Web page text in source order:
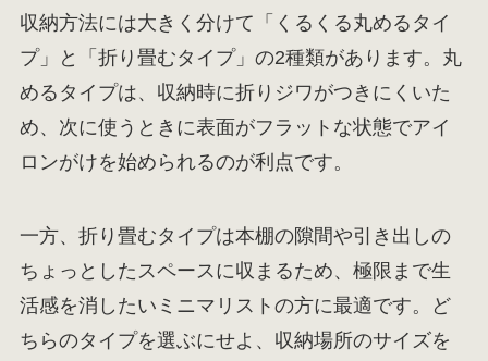
収納方法には大きく分けて「くるくる丸めるタイ
プ」と「折り畳むタイプ」の2種類があります。丸
めるタイプは、収納時に折りジワがつきにくいた
め、次に使うときに表面がフラットな状態でアイ
ロンがけを始められるのが利点です。
一方、折り畳むタイプは本棚の隙間や引き出しの
ちょっとしたスペースに収まるため、極限まで生
活感を消したいミニマリストの方に最適です。ど
ちらのタイプを選ぶにせよ、収納場所のサイズを